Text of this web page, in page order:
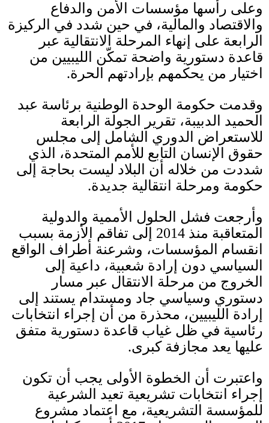
وعلى رأسها مؤسسات الأمن والدفاع
والاقتصاد والمالية، في حين شدد في الركيزة
الرابعة على إنهاء المرحلة الانتقالية عبر
قاعدة دستورية واضحة تمكّن الليبيين من
اختيار من يحكمهم بإرادتهم الحرة.
وقدمت حكومة الوحدة الوطنية برئاسة عبد
الحميد الدبيبة، تقرير الجولة الرابعة
للاستعراض الدوري الشامل إلى مجلس
حقوق الإنسان التابع للأمم المتحدة، الذي
شددت من خلاله أن البلاد ليست بحاجة إلى
حكومة ومرحلة انتقالية جديدة.
وأرجعت فشل الحلول الأممية والدولية
المتعاقبة منذ 2014
إلى تفاقم الأزمة بسبب
انقسام المؤسسات، وشرعنة أطراف الواقع
السياسي دون إرادة شعبية، داعية إلى
الخروج من مرحلة الانتقال عبر مسار
دستوري وسياسي جاد ومستدام يستند إلى
إرادة الليبيين، محذرة من أن إجراء انتخابات
رئاسية في ظل غياب قاعدة دستورية متفق
عليها يعد مجازفة كبرى.
واعتبرت أن الخطوة الأولى يجب أن تكون
إجراء انتخابات تشريعية تعيد الشرعية
للمؤسسة التشريعية، مع اعتماد مشروع